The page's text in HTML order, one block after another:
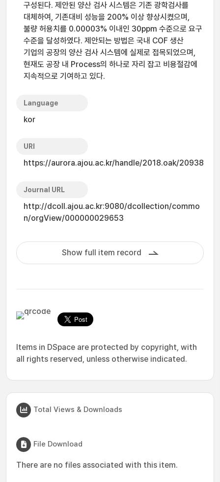
구성된다. 제안된 양산 검사 시스템은 기존 광학검사를
대체하여, 기존대비 성능을 200% 이상 향상시켰으며,
불량 허용치를 0.00003% 이내인 30ppm 수준으로 요구
수준을 달성하였다. 제안되는 방법은 국내 COF 생산
기업의 공장의 양산 검사 시스템에 실제로 접목되었으며,
현재도 공장 내 Process의 하나로 자리 잡고 비용절감에
지속적으로 기여하고 있다.
Language
kor
URI
https://aurora.ajou.ac.kr/handle/2018.oak/20938
Journal URL
http://dcoll.ajou.ac.kr:9080/dcollection/commo
n/orgView/000000029653
Show full item record
Items in DSpace are protected by copyright, with
all rights reserved, unless otherwise indicated.
Total Views & Downloads
File Download
There are no files associated with this item.